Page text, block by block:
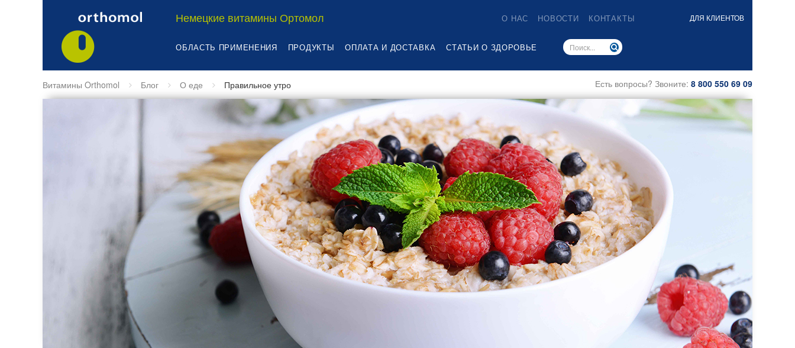
Немецкие витамины Ортомол О НАС НОВОСТИ КОНТАКТЫ ДЛЯ КЛИЕНТОВ
ОБЛАСТЬ ПРИМЕНЕНИЯ ПРОДУКТЫ ОПЛАТА И ДОСТАВКА СТАТЬИ О ЗДОРОВЬЕ
Витамины Orthomol Блог О еде Правильное утро Есть вопросы? Звоните: 8 800 550 69 09